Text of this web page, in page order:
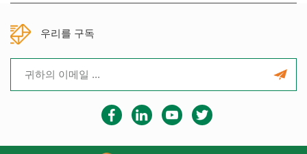
우리를 구독